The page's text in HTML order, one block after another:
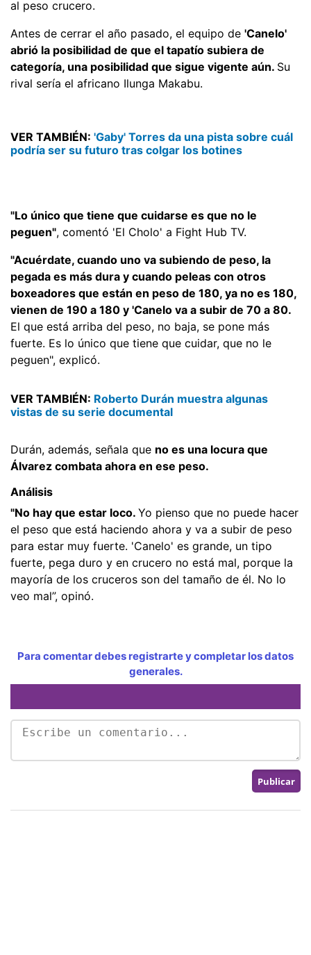
al peso crucero.
Antes de cerrar el año pasado, el equipo de 'Canelo'
abrió la posibilidad de que el tapatío subiera de
categoría, una posibilidad que sigue vigente aún. Su
rival sería el africano Ilunga Makabu.
VER TAMBIÉN: 'Gaby' Torres da una pista sobre cuál
podría ser su futuro tras colgar los botines
"Lo único que tiene que cuidarse es que no le
peguen", comentó 'El Cholo' a Fight Hub TV.
"Acuérdate, cuando uno va subiendo de peso, la
pegada es más dura y cuando peleas con otros
boxeadores que están en peso de 180, ya no es 180,
vienen de 190 a 180 y 'Canelo va a subir de 70 a 80.
El que está arriba del peso, no baja, se pone más
fuerte. Es lo único que tiene que cuidar, que no le
peguen", explicó.
VER TAMBIÉN: Roberto Durán muestra algunas
vistas de su serie documental
Durán, además, señala que no es una locura que
Álvarez combata ahora en ese peso.
Análisis
"No hay que estar loco. Yo pienso que no puede hacer
el peso que está haciendo ahora y va a subir de peso
para estar muy fuerte. 'Canelo' es grande, un tipo
fuerte, pega duro y en crucero no está mal, porque la
mayoría de los cruceros son del tamaño de él. No lo
veo mal”, opinó.
Para comentar debes registrarte y completar los datos
generales.